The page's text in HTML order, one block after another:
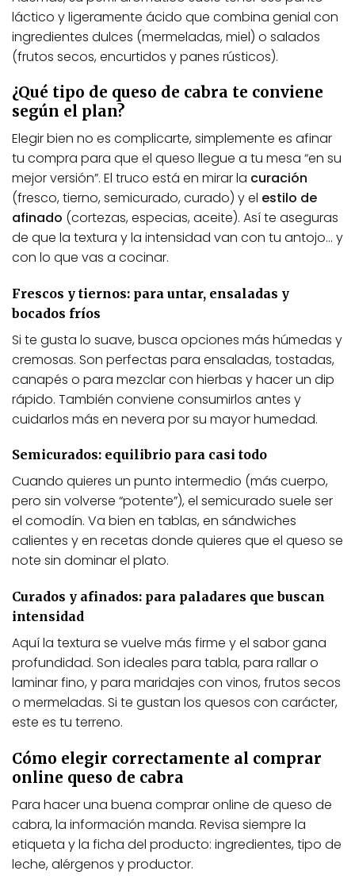
láctico y ligeramente ácido que combina genial con
ingredientes dulces (mermeladas, miel) o salados
(frutos secos, encurtidos y panes rústicos).
¿Qué tipo de queso de cabra te conviene
según el plan?
Elegir bien no es complicarte, simplemente es afinar
tu compra para que el queso llegue a tu mesa “en su
mejor versión”. El truco está en mirar la curación
(fresco, tierno, semicurado, curado) y el estilo de
afinado (cortezas, especias, aceite). Así te aseguras
de que la textura y la intensidad van con tu antojo… y
con lo que vas a cocinar.
Frescos y tiernos: para untar, ensaladas y
bocados fríos
Si te gusta lo suave, busca opciones más húmedas y
cremosas. Son perfectas para ensaladas, tostadas,
canapés o para mezclar con hierbas y hacer un dip
rápido. También conviene consumirlos antes y
cuidarlos más en nevera por su mayor humedad.
Semicurados: equilibrio para casi todo
Cuando quieres un punto intermedio (más cuerpo,
pero sin volverse “potente”), el semicurado suele ser
el comodín. Va bien en tablas, en sándwiches
calientes y en recetas donde quieres que el queso se
note sin dominar el plato.
Curados y afinados: para paladares que buscan
intensidad
Aquí la textura se vuelve más firme y el sabor gana
profundidad. Son ideales para tabla, para rallar o
laminar fino, y para maridajes con vinos, frutos secos
o mermeladas. Si te gustan los quesos con carácter,
este es tu terreno.
Cómo elegir correctamente al comprar
online queso de cabra
Para hacer una buena comprar online de queso de
cabra, la información manda. Revisa siempre la
etiqueta y la ficha del producto: ingredientes, tipo de
leche, alérgenos y productor.